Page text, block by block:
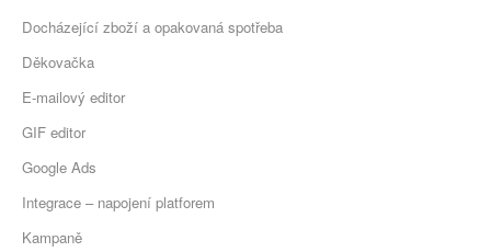
Docházející zboží a opakovaná spotřeba
Děkovačka
E-mailový editor
GIF editor
Google Ads
Integrace – napojení platforem
Kampaně